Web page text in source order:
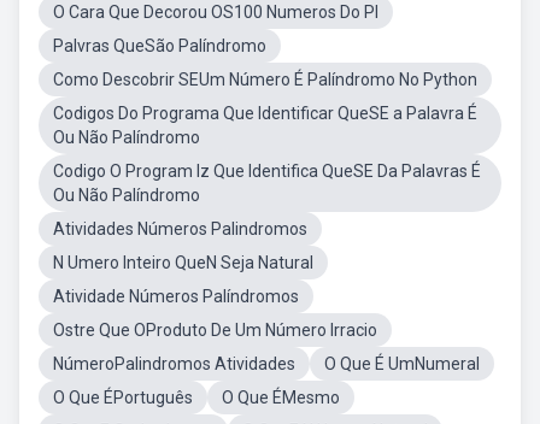
O Cara Que Decorou OS100 Numeros Do PI
Palvras QueSão Palíndromo
Como Descobrir SEUm Número É Palíndromo No Python
Codigos Do Programa Que Identificar QueSE a Palavra É
Ou Não Palíndromo
Codigo O Program Iz Que Identifica QueSE Da Palavras É
Ou Não Palíndromo
Atividades Números Palindromos
N Umero Inteiro QueN Seja Natural
Atividade Números Palíndromos
Ostre Que OProduto De Um Número Irracio
NúmeroPalindromos Atividades
O Que É UmNumeral
O Que ÉPortuguês
O Que ÉMesmo